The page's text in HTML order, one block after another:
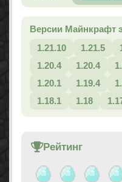
Версии Майнкрафт
1.21.10
1.21.5
1.20.4
1.20.4
1.20.1
1.19.4
1.18.1
1.18
Рейтинг